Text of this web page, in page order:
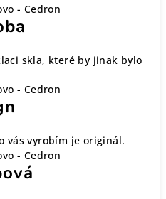
skla, které by jinak bylo
vás vyrobím je originál.